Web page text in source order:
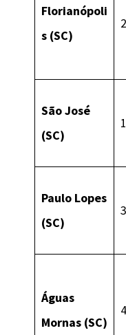
Florianópoli
s (SC)
São José
(SC)
Paulo Lopes
(SC)
Águas
Mornas (SC)